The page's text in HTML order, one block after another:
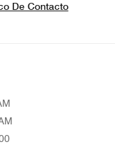
De Contacto